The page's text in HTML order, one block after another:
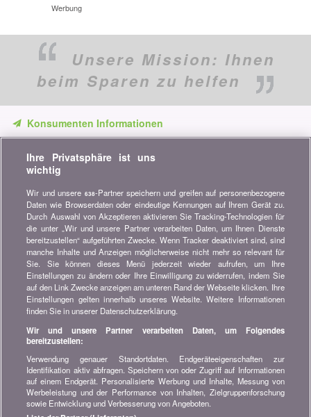
Werbung
Unsere Mission: Ihnen
beim Sparen zu helfen
Konsumenten Informationen
unsere Vergleiche, Ratschläge und Tipps in den Bereichen
Versicherung, Finanzen, Konsumgüter und vieles mehr...
Newsletter bestellen
Treten Sie unserer Community bei
Bleiben Sie auf dem neuesten Stand, finden Sie alle Ratschläge
und Tipps zum Sparen auf:
Wissenswertes über bonus.ch
Wer ist bonus.ch? Wie funktionieren die Vergleiche?
Presseanfragen, Partnerschaften, Werbung...
Alle Informationen über bonus.ch
Ihre Privatsphäre ist uns
wichtig
Wir und unsere 638-Partner speichern und greifen auf personenbezogene
Daten wie Browserdaten oder eindeutige Kennungen auf Ihrem Gerät zu.
Durch Auswahl von Akzeptieren aktivieren Sie Tracking-Technologien für
die unter „Wir und unsere Partner verarbeiten Daten, um Ihnen Dienste
bereitzustellen“ aufgeführten Zwecke. Wenn Tracker deaktiviert sind, sind
manche Inhalte und Anzeigen möglicherweise nicht mehr so relevant für
Sie. Sie können dieses Menü jederzeit wieder aufrufen, um Ihre
Einstellungen zu ändern oder Ihre Einwilligung zu widerrufen, indem Sie
auf den Link Zwecke anzeigen am unteren Rand der Webseite klicken. Ihre
Einstellungen gelten innerhalb unseres Website. Weitere Informationen
finden Sie in unserer Datenschutzerklärung.
Wir und unsere Partner verarbeiten Daten, um Folgendes
bereitzustellen:
Verwendung genauer Standortdaten. Endgeräteeigenschaften zur
Identifikation aktiv abfragen. Speichern von oder Zugriff auf Informationen
auf einem Endgerät. Personalisierte Werbung und Inhalte, Messung von
Werbeleistung und der Performance von Inhalten, Zielgruppenforschung
sowie Entwicklung und Verbesserung von Angeboten.